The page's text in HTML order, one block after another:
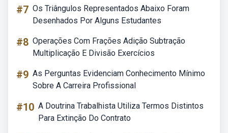
#7 Os Triângulos Representados Abaixo Foram
Desenhados Por Alguns Estudantes
#8 Operações Com Frações Adição Subtração
Multiplicação E Divisão Exercícios
#9 As Perguntas Evidenciam Conhecimento Mínimo
Sobre A Carreira Profissional
#10 A Doutrina Trabalhista Utiliza Termos Distintos
Para Extinção Do Contrato